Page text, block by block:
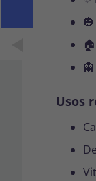
🎃
🏠
👻
Usos